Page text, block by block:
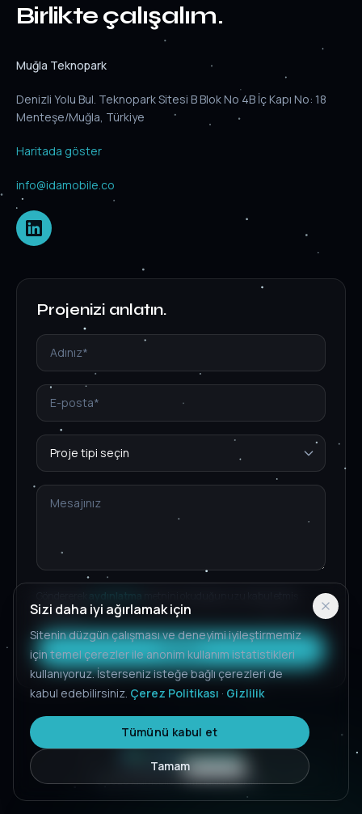
Birlikte çalışalım.
Muğla Teknopark
Denizli Yolu Bul. Teknopark Sitesi B Blok No 4B İç Kapı No: 18
Menteşe/Muğla, Türkiye
Haritada göster
info@idamobile.co
Projenizi anlatın.
Proje tipi*
aydınlatma
olursunuz.
Gönder
ÇerezlerÇerez ayarları
© 2026 Idamobile. Tüm hakları saklıdır.
Sizi daha iyi ağırlamak için
Sitenin düzgün çalışması ve deneyimi iyileştirmemiz
için temel çerezler ile anonim kullanım istatistikleri
kullanıyoruz. İsterseniz isteğe bağlı çerezleri de
kabul edebilirsiniz. Çerez Politikası · Gizlilik
Tümünü kabul et
Tamam